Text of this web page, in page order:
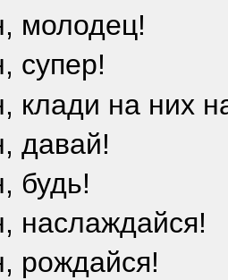
молодец!
супер!
клади на них
давай!
будь!
наслаждайся!
рождайся!